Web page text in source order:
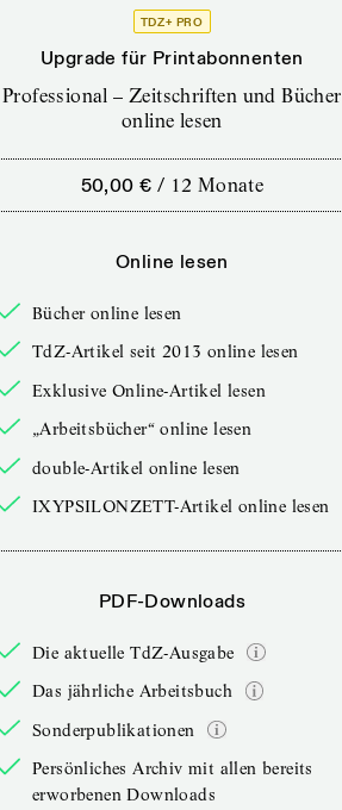
TDZ+ PRO
Upgrade für Printabonnenten
Professional – Zeitschriften und Bücher
online lesen
50,00 € / 12 Monate
Online lesen
Bücher online lesen
TdZ-Artikel seit 2013 online lesen
Exklusive Online-Artikel lesen
„Arbeitsbücher“ online lesen
double-Artikel online lesen
IXYPSILONZETT-Artikel online lesen
PDF-Downloads
Die aktuelle TdZ-Ausgabe
Das jährliche Arbeitsbuch
Sonderpublikationen
Persönliches Archiv mit allen bereits
erworbenen Downloads